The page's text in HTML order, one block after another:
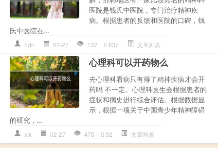
医院是钱氏中医院，专门治疗精神疾
病。根据患者的反馈和医院的口碑，钱
氏中医院在...
hdn 02-27 132 837 文章列表
心理科可以开药物么
去心理科看病只有得了精神疾病才会开
药吗 不一定。心理科医生会根据患者的
症状和病史进行综合评估。根据数据显
示，根据一项关于中国青少年精神障碍
的研究，...
xlk 02-27 475 32 文章列表